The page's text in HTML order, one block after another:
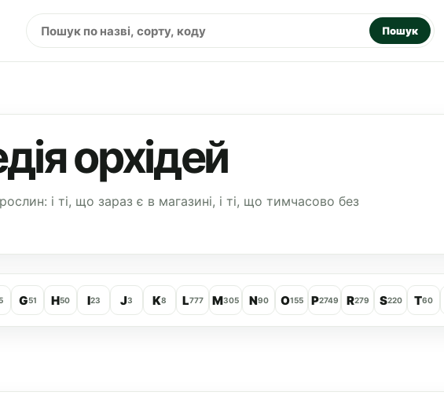
Пошук
орхідей
і ті, що зараз є в магазині, і ті, що тимчасово без
G51 H50 I23 J3 K8 L777 M305 N90 O155 P2749 R279 S220 T60